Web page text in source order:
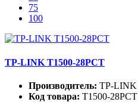
75
100
TP-LINK T1500-28PCT
Производитель: TP-LINK
Код товара: T1500-28PCT